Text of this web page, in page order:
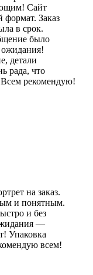
Сайт
Заказ
в срок.
было
ожидания!
детали
рада, что
рекомендую!
на заказ.
и понятным.
и без
—
Упаковка
всем!